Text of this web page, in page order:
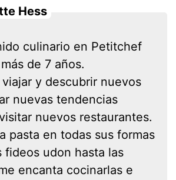
Hess
culinario en Petitchef
de 7 años.
y descubrir nuevos
nuevas tendencias
nuevos restaurantes.
pasta en todas sus formas
udon hasta las
encanta cocinarlas e